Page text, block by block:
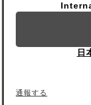
日
通報する